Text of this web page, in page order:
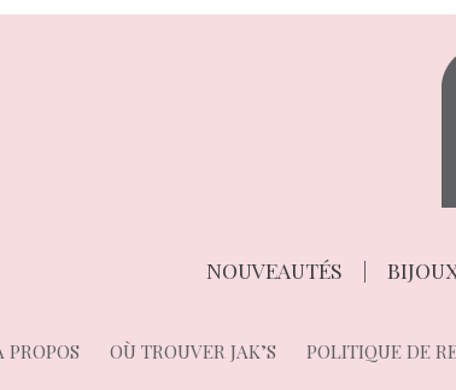
NOUVEAUTÉS
PROPOS OÙ TROUVER JAK’S POLITIQUE DE